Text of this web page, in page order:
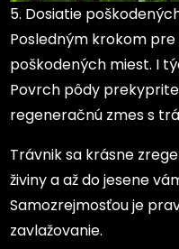
5. Dosiatie
Posledným krokom
poškodených miest. I
Povrch pôdy
regeneračnú zmes s
Trávnik sa krásne
živiny a až do jesene
Samozrejmosťou je
zavlažovanie.